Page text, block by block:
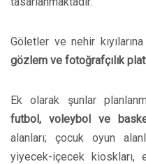
Göletler ve nehir
gözlem ve fotoğrafçılık
Ek olarak şunlar
futbol, voleybol ve
alanları; çocuk oyun
yiyecek-içecek kioskları,